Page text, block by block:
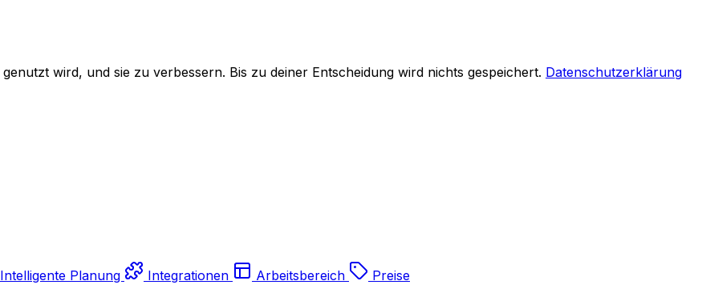
wird, und sie zu verbessern. Bis zu deiner Entscheidung wird nichts gespeichert. Datenschutzerklärung
Intelligente Planung Integrationen Arbeitsbereich
Preise